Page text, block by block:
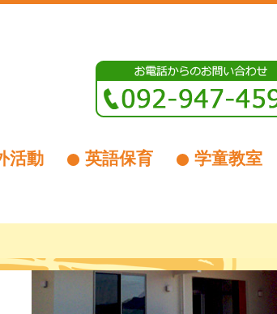
活動 英語保育 学童教室